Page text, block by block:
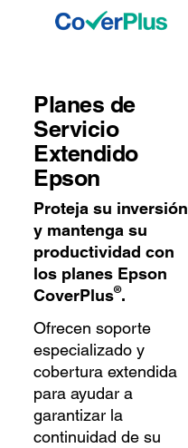
Planes de
Servicio
Extendido
Epson
Proteja su inversión
y mantenga su
productividad con
los planes Epson
CoverPlus®.
Ofrecen soporte
especializado y
cobertura extendida
para ayudar a
garantizar la
continuidad de su